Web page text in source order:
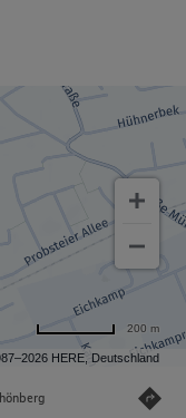
HERE, Deutschland
200 m